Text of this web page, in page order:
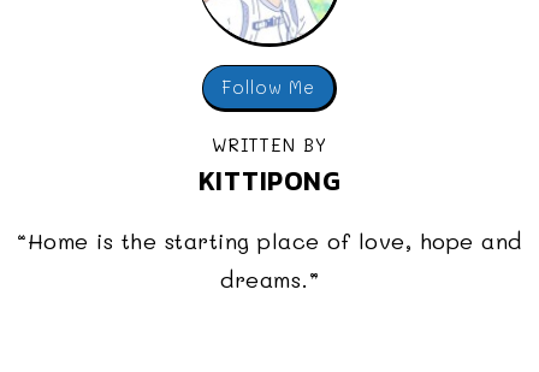
Follow Me
WRITTEN BY
KITTIPONG
“Home is the starting place of love, hope and
dreams.”